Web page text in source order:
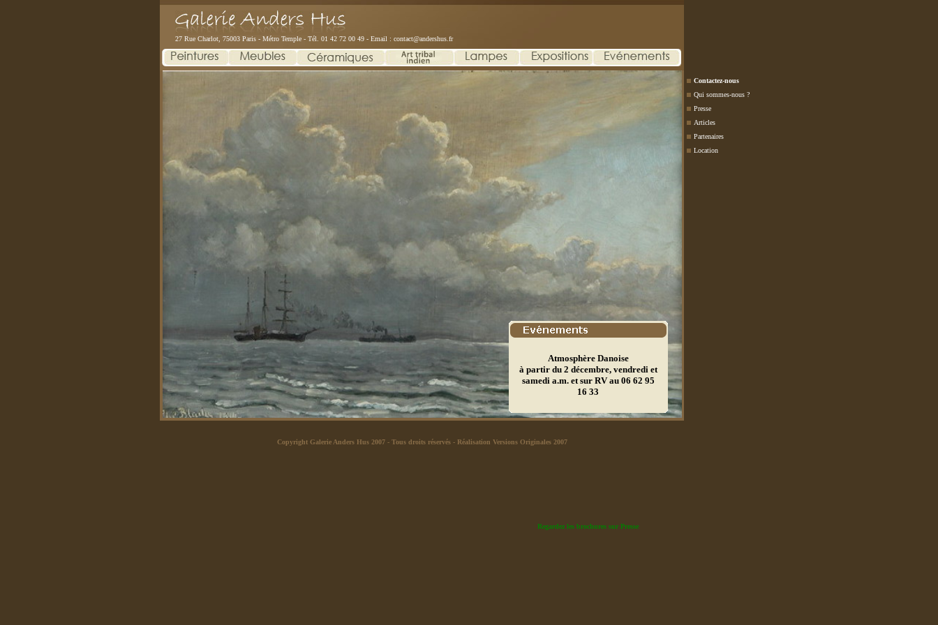
27 Rue Charlot, 75003 Paris - Métro Temple - Tél. 01 42 72 00 49 - Email : contact@andershus.fr
Contactez-nous
Qui sommes-nous ?
Presse
Articles
Partenaires
Location
Atmosphère Danoise
à partir du 2 décembre, vendredi et
samedi a.m. et sur RV au 06 62 95
16 33
Regardez les brochures sur Presse
Copyright Galerie Anders Hus 2007- Tous droits réservés - Réalisation Versions Originales 2007